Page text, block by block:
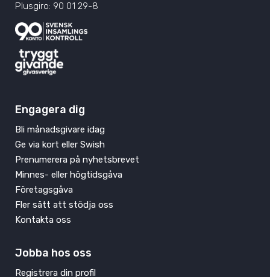
Plusgiro: 90 01 29-8
Engagera dig
Bli månadsgivare idag
Ge via kort eller Swish
Prenumerera på nyhetsbrevet
Minnes- eller högtidsgåva
Företagsgåva
Fler sätt att stödja oss
Kontakta oss
Jobba hos oss
Registrera din profil